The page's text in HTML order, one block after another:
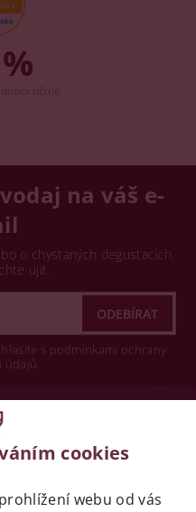
na váš e-
o chystaných degustacích.
ujít.
s podmínkami ochrany
údajů
nápojů osobám
cookies
webu od vás